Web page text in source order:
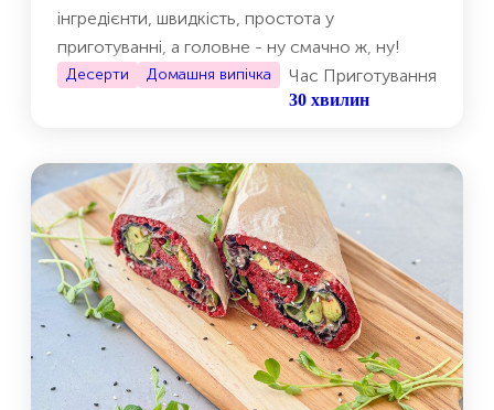
інгредієнти, швидкість, простота у
приготуванні, а головне - ну смачно ж, ну!
Десерти Домашня випічка Час Приготування
30 хвилин